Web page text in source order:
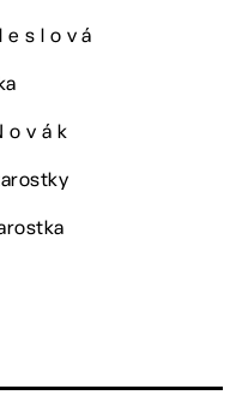
e s l o v á
o v á k